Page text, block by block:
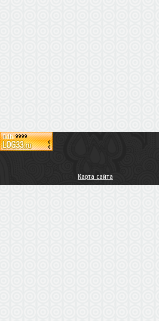
Карта сайта